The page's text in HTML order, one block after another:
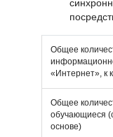
Общее
«Интернет», к
Общее
обучающиеся
основе)